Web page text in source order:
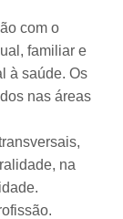
com o
familiar e
à saúde. Os
nas áreas
na